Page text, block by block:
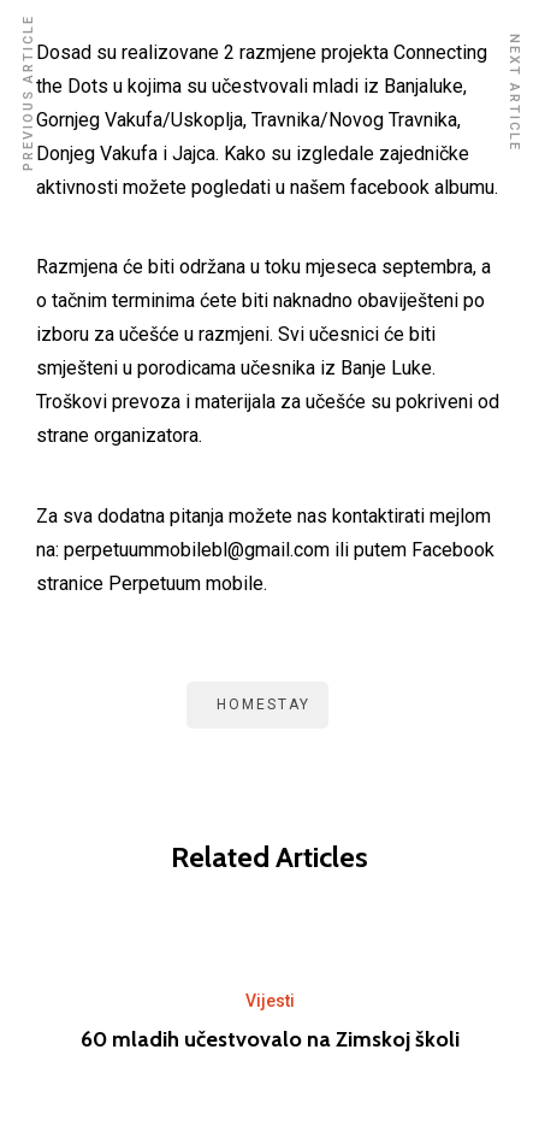
Dosad su realizovane 2 razmjene projekta Connecting
the Dots u kojima su učestvovali mladi iz Banjaluke,
Gornjeg Vakufa/Uskoplja, Travnika/Novog Travnika,
Donjeg Vakufa i Jajca. Kako su izgledale zajedničke
aktivnosti možete pogledati u našem facebook albumu.
Razmjena će biti održana u toku mjeseca septembra, a
o tačnim terminima ćete biti naknadno obaviješteni po
izboru za učešće u razmjeni. Svi učesnici će biti
smješteni u porodicama učesnika iz Banje Luke.
Troškovi prevoza i materijala za učešće su pokriveni od
strane organizatora.
Za sva dodatna pitanja možete nas kontaktirati mejlom
na: perpetuummobilebl@gmail.com ili putem Facebook
stranice Perpetuum mobile.
HOMESTAY
Related Articles
Vijesti
60 mladih učestvovalo na Zimskoj školi
PREVIOUS ARTICLE NEXT ARTICLE